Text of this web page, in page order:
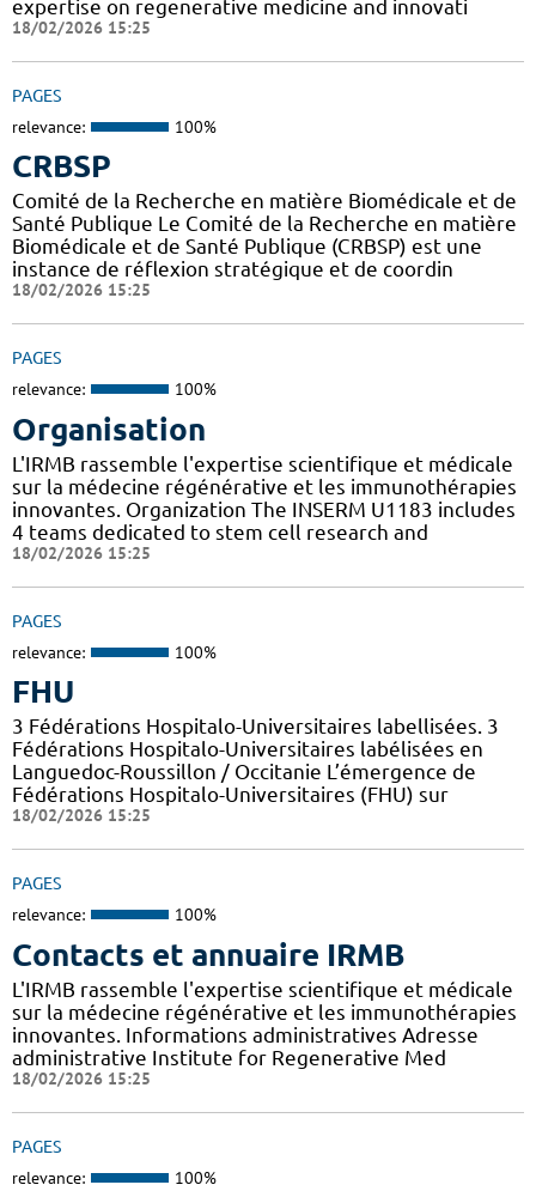
expertise on regenerative medicine and innovati
18/02/2026 15:25
PAGES
relevance: 100%
CRBSP
Comité de la Recherche en matière Biomédicale et de
Santé Publique Le Comité de la Recherche en matière
Biomédicale et de Santé Publique (CRBSP) est une
instance de réflexion stratégique et de coordin
18/02/2026 15:25
PAGES
relevance: 100%
Organisation
L'IRMB rassemble l'expertise scientifique et médicale
sur la médecine régénérative et les immunothérapies
innovantes. Organization The INSERM U1183 includes
4 teams dedicated to stem cell research and
18/02/2026 15:25
PAGES
relevance: 100%
FHU
3 Fédérations Hospitalo-Universitaires labellisées. 3
Fédérations Hospitalo-Universitaires labélisées en
Languedoc-Roussillon / Occitanie L’émergence de
Fédérations Hospitalo-Universitaires (FHU) sur
18/02/2026 15:25
PAGES
relevance: 100%
Contacts et annuaire IRMB
L'IRMB rassemble l'expertise scientifique et médicale
sur la médecine régénérative et les immunothérapies
innovantes. Informations administratives Adresse
administrative Institute for Regenerative Med
18/02/2026 15:25
PAGES
relevance: 100%